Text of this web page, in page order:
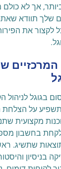
אך לא
שלך תוודא
לקצור את
המרכזיים
בגוגל לניהול
על הצלחת
מקצועית
בחשבון
שתשיג.
בניסיון